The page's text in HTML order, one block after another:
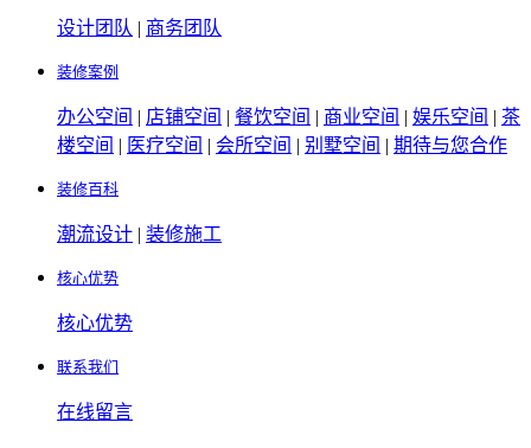
设计团队 | 商务团队
装修案例
办公空间 | 店铺空间 | 餐饮空间 | 商业空间 | 娱乐空间 | 茶
楼空间 | 医疗空间 | 会所空间 | 别墅空间 | 期待与您合作
装修百科
潮流设计 | 装修施工
核心优势
核心优势
联系我们
在线留言